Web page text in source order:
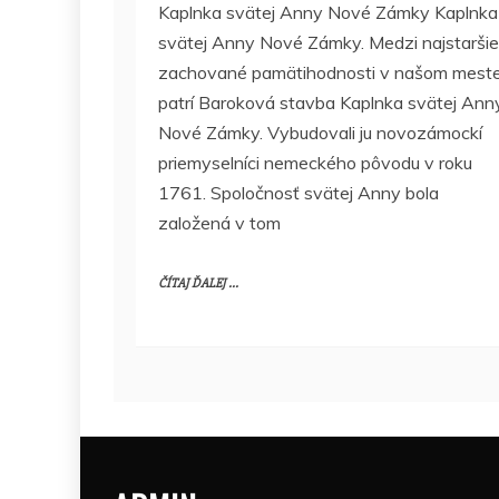
Kaplnka svätej Anny Nové Zámky Kaplnka
svätej Anny Nové Zámky. Medzi najstaršie
zachované pamätihodnosti v našom
patrí Baroková stavba Kaplnka svätej
Nové Zámky. Vybudovali ju novozámockí
priemyselníci nemeckého pôvodu v roku
1761. Spoločnosť svätej Anny bola
založená v tom
ČÍTAJ ĎALEJ ...